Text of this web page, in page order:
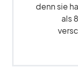
denn sie
als